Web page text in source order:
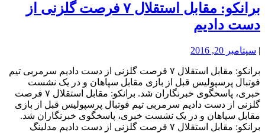
برانکو: مقابل استقلال ۷ فرصت گلزنی از
دست دادیم
| سپتامبر 20, 2016
برانکو: مقابل استقلال ۷ فرصت گلزنی از دست دادیم سرمربی تیم
فوتبال پرسپولیس قبل از بازی مقابل سپاهان و در یک نشست
خبری، پاسخگوی خبرنگاران شد. برانکو: مقابل استقلال ۷ فرصت
گلزنی از دست دادیم سرمربی تیم فوتبال پرسپولیس قبل از بازی
مقابل سپاهان و در یک نشست خبری، پاسخگوی خبرنگاران شد.
برانکو: مقابل استقلال ۷ فرصت گلزنی از دست دادیم مدلینگ